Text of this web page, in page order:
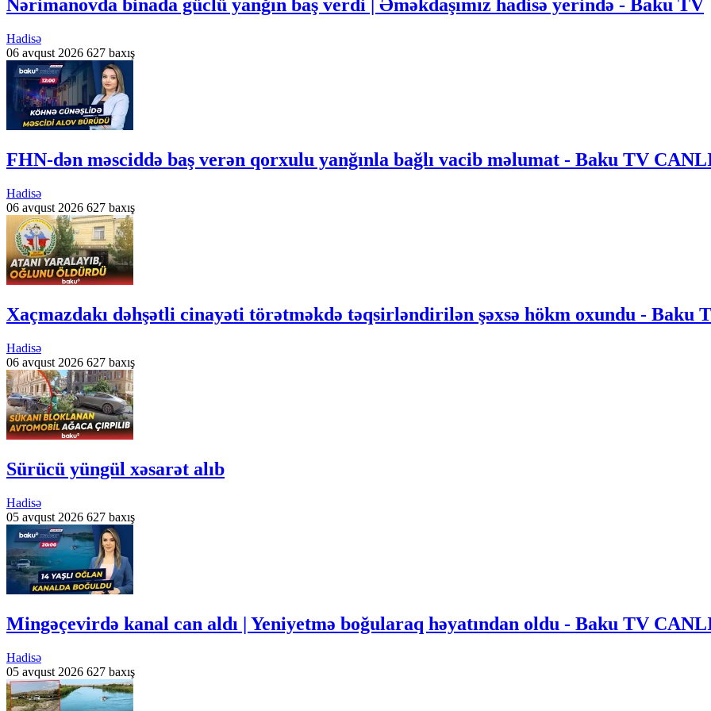
Nərimanovda binada güclü yanğın baş verdi | Əməkdaşımız hadisə yerində - Baku TV
Hadisə
06 avqust 2026 627 baxış
FHN-dən məsciddə baş verən qorxulu yanğınla bağlı vacib məlumat - Baku TV
Hadisə
06 avqust 2026 627 baxış
Xaçmazdakı dəhşətli cinayəti törətməkdə təqsirləndirilən şəxsə hökm oxundu - Baku
Hadisə
06 avqust 2026 627 baxış
Sürücü yüngül xəsarət alıb
Hadisə
05 avqust 2026 627 baxış
Mingəçevirdə kanal can aldı | Yeniyetmə boğularaq həyatından oldu - Baku TV
Hadisə
05 avqust 2026 627 baxış